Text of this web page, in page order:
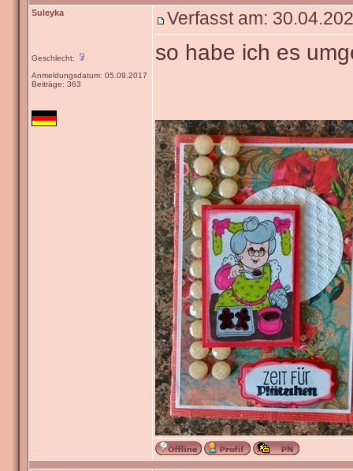
Suleyka
Geschlecht:
Anmeldungsdatum: 05.09.2017
Beiträge: 363
Verfasst am:
so habe ich es